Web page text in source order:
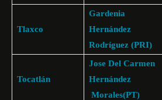
Tlaxco
Gardenia
Hernández
Rodríguez (PRI)
Tocatlán
Jose Del Carmen
Hernández
Morales(PT)